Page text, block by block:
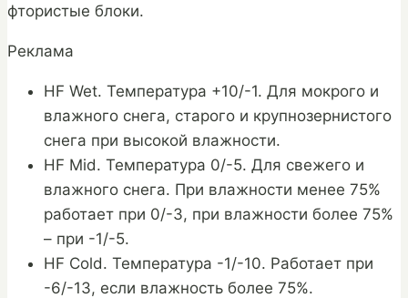
фтористые блоки.
Реклама
HF Wet. Температура +10/-1. Для мокрого и
влажного снега, старого и крупнозернистого
снега при высокой влажности.
HF Mid. Температура 0/-5. Для свежего и
влажного снега. При влажности менее 75%
работает при 0/-3, при влажности более 75%
– при -1/-5.
HF Cold. Температура -1/-10. Работает при
-6/-13, если влажность более 75%.